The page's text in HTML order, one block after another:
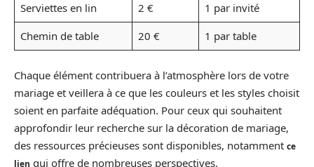
Serviettes en lin
2 €
1 par invité
Chemin de table
20 € 1 par table
Chaque élément contribuera à l’atmosphère lors de votre
mariage et veillera à ce que les couleurs et les styles choisit
soient en parfaite adéquation. Pour ceux qui souhaitent
approfondir leur recherche sur la décoration de mariage,
des ressources précieuses sont disponibles, notamment ce
lien qui offre de nombreuses perspectives.